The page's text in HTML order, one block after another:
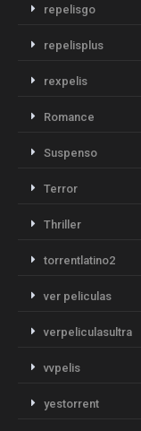
repelisgo
repelisplus
rexpelis
Romance
Suspenso
Terror
Thriller
torrentlatino2
ver peliculas
verpeliculasultra
vvpelis
yestorrent